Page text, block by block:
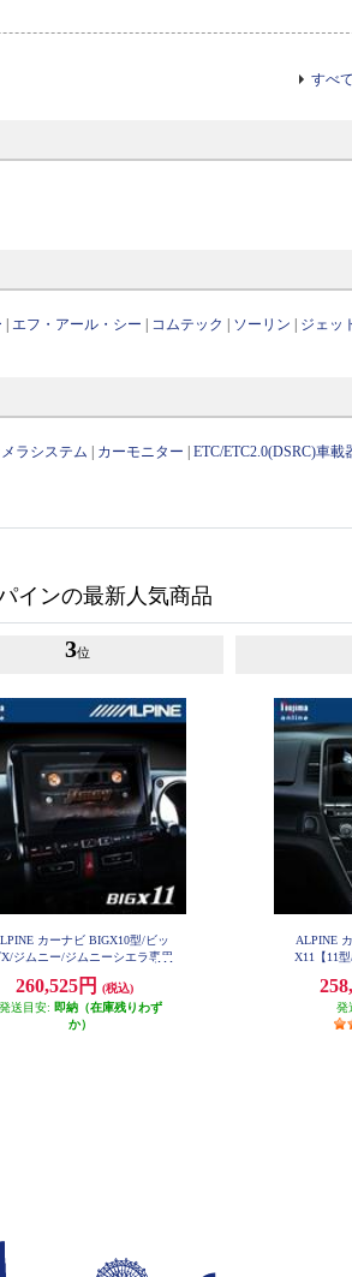
すべ
エフ・アール・シー コムテック ソーリン ジェッ
ラシステム カーモニター |ETC/ETC2.0(DSRC)車載
インの最新人気商品
3位
カーナビ BIGX10型/ビッ
X/ジムニー/ジムニーシエラ専用
260,525円
(税込)
発送目安: 即納（在庫残りわず
か）
ALPINE
X11【11
専用】
発